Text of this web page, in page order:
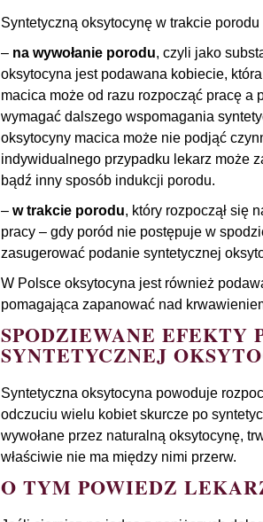
Syntetyczną oksytocynę w trakcie
– na wywołanie porodu, czyli jako
oksytocyna jest podawana kobiecie,
macica może od razu rozpocząć pracę
wymagać dalszego wspomagania
oksytocyny macica może nie podjąć
indywidualnego przypadku lekarz może
bądź inny sposób indukcji porodu.
– w trakcie porodu, który rozpoczął się
pracy – gdy poród nie postępuje w
zasugerować podanie syntetycznej
W Polsce oksytocyna jest również
pomagająca zapanować nad
SPODZIEWANE EFEKTY
SYNTETYCZNEJ
Syntetyczna oksytocyna powoduje
odczuciu wielu kobiet skurcze po
wywołane przez naturalną oksytocynę,
właściwie nie ma między nimi przerw.
O TYM POWIEDZ